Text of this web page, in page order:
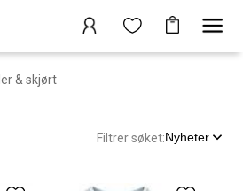
& skjørt
Filtrer søket:Nyheter